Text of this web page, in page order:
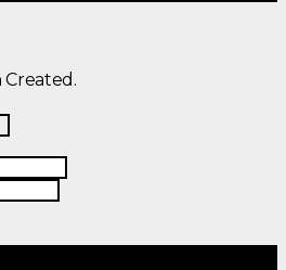
Created.